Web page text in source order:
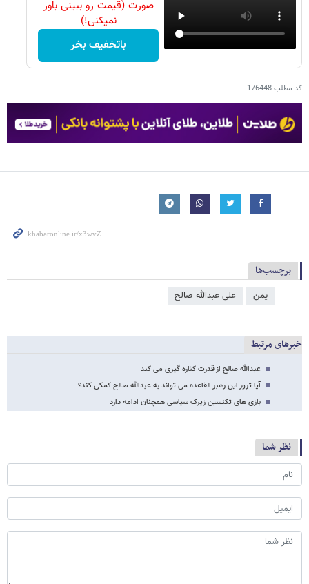
صورت (قیمت رو ببینی باور
نمیکنی!)
باتخفیف بخر
کد مطلب176448
برچسب‌ها
یمن علی عبدالله صالح
خبرهای مرتبط
عبدالله صالح از قدرت کناره گیری می کند
آیا ترور این رهبر القاعده می تواند به عبدالله صالح کمکی کند؟
بازی های تکنسین زیرک سیاسی همچنان ادامه دارد
نظر شما